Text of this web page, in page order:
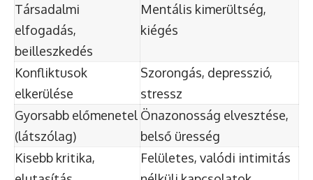
Társadalmi
elfogadás,
beilleszkedés
Mentális kimerültség,
kiégés
Konfliktusok
elkerülése
Szorongás, depresszió,
stressz
Gyorsabb előmenetel
(látszólag)
Önazonosság elvesztése,
belső üresség
Kisebb kritika,
Felületes, valódi intimitás